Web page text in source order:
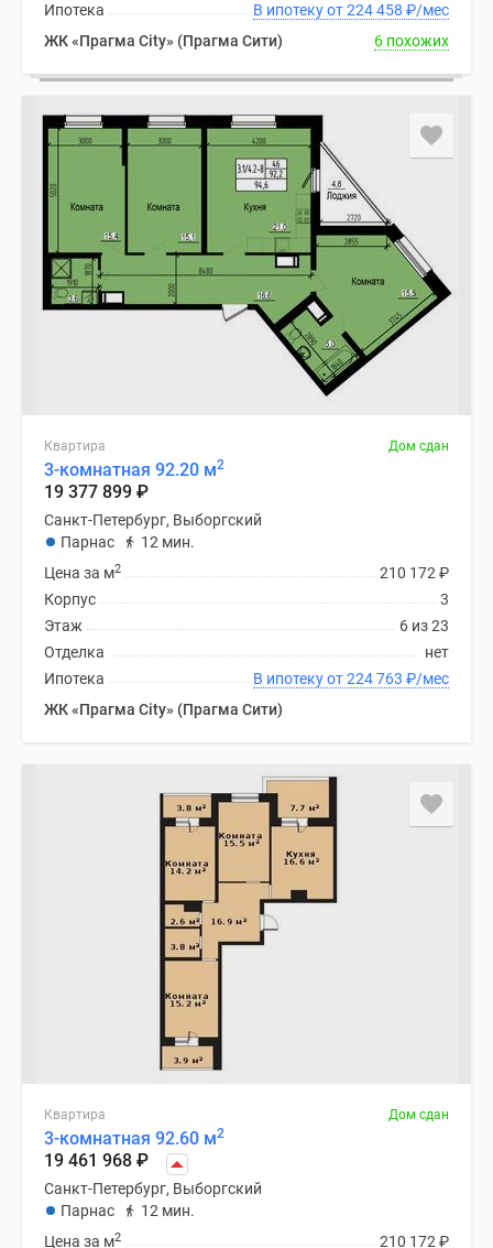
В ипотеку от 224 458 ₽/мес
Ипотека
ЖК «Прагма City» (Прагма Сити)
6 похожих
Квартира Дом сдан
3-комнатная 92.20 м2
19 377 899 ₽
Санкт-Петербург, Выборгский
Парнас
12 мин.
210 172 ₽
Цена за м2
3
Корпус
6 из 23
Этаж
нет
Отделка
В ипотеку от 224 763 ₽/мес
Ипотека
ЖК «Прагма City» (Прагма Сити)
Квартира Дом сдан
3-комнатная 92.60 м2
19 461 968 ₽
Санкт-Петербург, Выборгский
Парнас
12 мин.
210 172 ₽
Цена за м2